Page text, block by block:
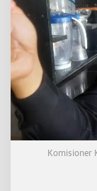
Komisioner